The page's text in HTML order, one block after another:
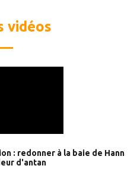
vidéos
: redonner à la baie de Hann
d'antan